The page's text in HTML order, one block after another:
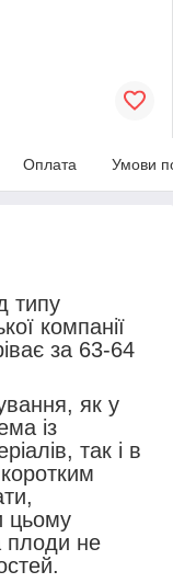
Оплата Умови
типу
компанії
за 63-64
як у
із
так і в
цьому
плоди не